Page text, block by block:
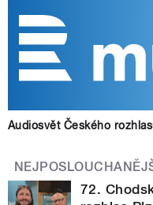
Audiosvět Českého
72.